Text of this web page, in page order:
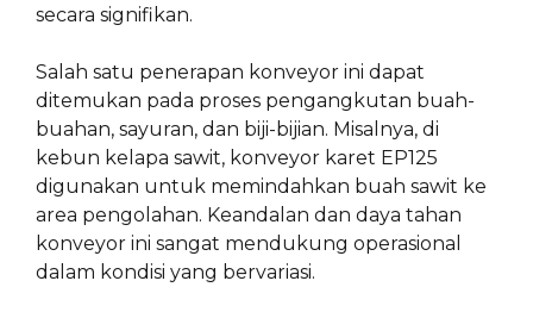
secara signifikan.
Salah satu penerapan konveyor ini dapat
ditemukan pada proses pengangkutan buah-
buahan, sayuran, dan biji-bijian. Misalnya, di
kebun kelapa sawit, konveyor karet EP125
digunakan untuk memindahkan buah sawit ke
area pengolahan. Keandalan dan daya tahan
konveyor ini sangat mendukung operasional
dalam kondisi yang bervariasi.